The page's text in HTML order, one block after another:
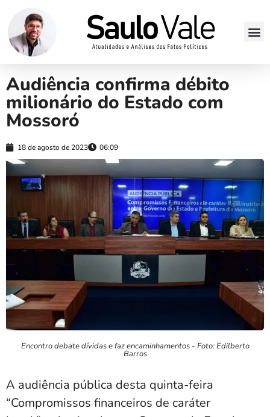
Audiência confirma débito
milionário do Estado com
Mossoró
18 de agosto de 2023 06:09
Encontro debate dívidas e faz encaminhamentos - Foto: Edilberto
Barros
A audiência pública desta quinta-feira
“Compromissos financeiros de caráter